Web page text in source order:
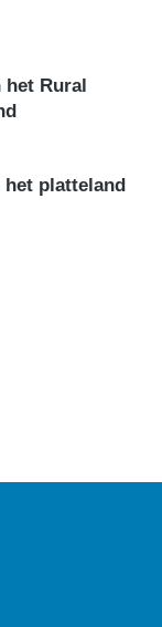
het Rural
het platteland